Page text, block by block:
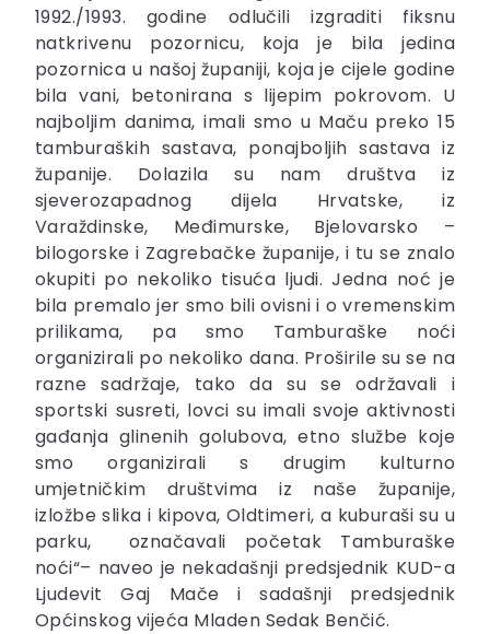
1992./1993. godine odlučili izgraditi fiksnu
natkrivenu pozornicu, koja je bila jedina
pozornica u našoj županiji, koja je cijele godine
bila vani, betonirana s lijepim pokrovom. U
najboljim danima, imali smo u Maču preko 15
tamburaških sastava, ponajboljih sastava iz
županije. Dolazila su nam društva iz
sjeverozapadnog dijela Hrvatske, iz
Varaždinske, Međimurske, Bjelovarsko –
bilogorske i Zagrebačke županije, i tu se znalo
okupiti po nekoliko tisuća ljudi. Jedna noć je
bila premalo jer smo bili ovisni i o vremenskim
prilikama, pa smo Tamburaške noći
organizirali po nekoliko dana. Proširile su se na
razne sadržaje, tako da su se održavali i
sportski susreti, lovci su imali svoje aktivnosti
gađanja glinenih golubova, etno službe koje
smo organizirali s drugim kulturno
umjetničkim društvima iz naše županije,
izložbe slika i kipova, Oldtimeri, a kuburaši su u
parku, označavali početak Tamburaške
noći“– naveo je nekadašnji predsjednik KUD-a
Ljudevit Gaj Mače i sadašnji predsjednik
Općinskog vijeća Mladen Sedak Benčić.